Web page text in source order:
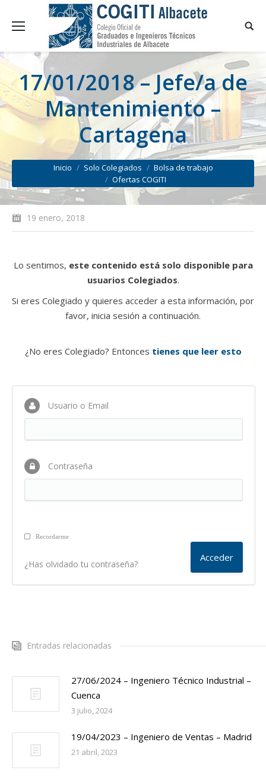
17/01/2018 – Jefe/a de
Mantenimiento –
Cartagena
You are here:
Inicio Solo Colegiados
Bolsa de trabajo
Ofertas COGITI
19 enero, 2018
Lo sentimos, este contenido está solo disponible para
usuarios Colegiados.
Si eres Colegiado y quieres acceder a esta información, por
favor, inicia sesión a continuación.
¿No eres Colegiado? Entonces tienes que leer esto
Usuario o Email
Contraseña
Recordarme
¿Has olvidado tu contraseña?
Entradas relacionadas
27/06/2024 – Ingeniero Técnico Industrial –
Cuenca
3 julio, 2024
19/04/2023 – Ingeniero de Ventas – Madrid
21 abril, 2023